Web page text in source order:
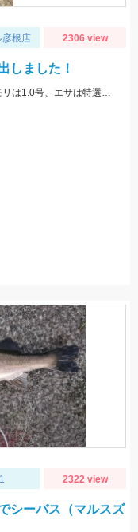
彦根店 2306 view
しました！
芹川での釣果、ハリのサイズは2.0～2.5号、オモリは1.0号、エサは特選小鮎まきえと鮎乱舞を混ぜて使用。
2322 view
シーバス（マルスズ